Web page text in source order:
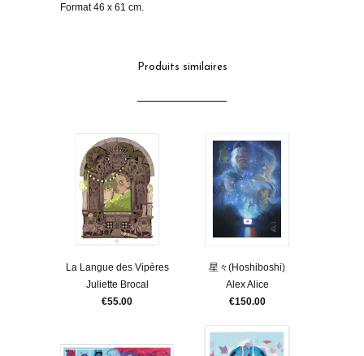
Format 46 x 61 cm.
Produits similaires
La Langue des Vipères
Juliette Brocal
€55.00
星々(Hoshiboshi)
Alex Alice
€150.00